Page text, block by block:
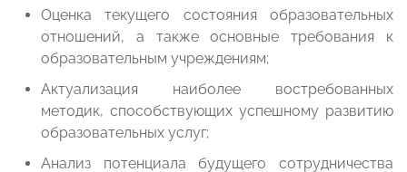
Оценка текущего состояния образовательных
отношений, а также основные требования к
образовательным учреждениям;
Актуализация наиболее востребованных
методик, способствующих успешному развитию
образовательных услуг;
Анализ потенциала будущего сотрудничества